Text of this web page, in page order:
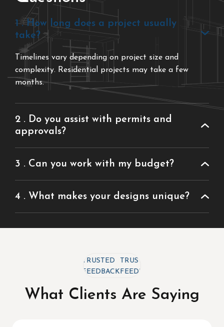
1 . How long does a project usually
take?
Timelines vary depending on project size and
complexity. Residential projects may take a few
months.
2 . Do you assist with permits and
approvals?
3 . Can you work with my budget?
4 . What makes your designs unique?
TRUSTED
FEEDBACK
TRUSTED
FEEDBACK
What Clients Are Saying